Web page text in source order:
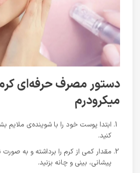
دستور مصرف حرفه‌ای کرم
میکرودرم
ابتدا پوست خود را با شوینده‌ی ملایم
کنید.
مقدار کمی از کرم را برداشته و به
پیشانی، بینی و چانه بزنید.